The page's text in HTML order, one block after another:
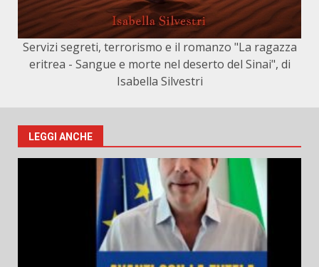
Servizi segreti, terrorismo e il romanzo "La ragazza
eritrea - Sangue e morte nel deserto del Sinai", di
Isabella Silvestri
LEGGI ANCHE